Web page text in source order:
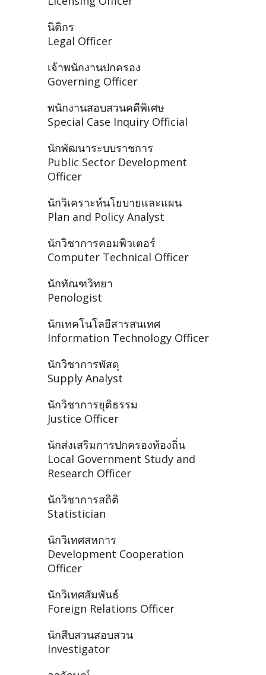
นิติกร
Legal Officer
เจ้าพนักงานปกครอง
Governing Officer
พนักงานสอบสวนคดีพิเศษ
Special Case Inquiry Official
นักพัฒนาระบบราชการ
Public Sector Development
Officer
นักวิเคราะห์นโยบายและแผน
Plan and Policy Analyst
นักวิชาการคอมพิวเตอร์
Computer Technical Officer
นักทัณฑวิทยา
Penologist
นักเทคโนโลยีสารสนเทศ
Information Technology Officer
นักวิชาการพัสดุ
Supply Analyst
นักวิชาการยุติธรรม
Justice Officer
นักส่งเสริมการปกครองท้องถิ่น
Local Government Study and
Research Officer
นักวิชาการสถิติ
Statistician
นักวิเทศสหการ
Development Cooperation
Officer
นักวิเทศสัมพันธ์
Foreign Relations Officer
นักสืบสวนสอบสวน
Investigator